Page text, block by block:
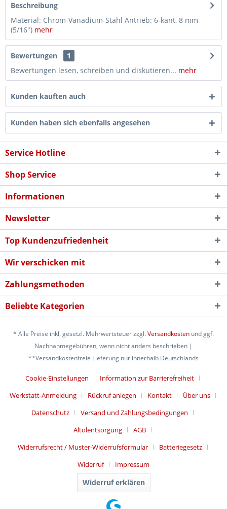
Beschreibung
Material: Chrom-Vanadium-Stahl Antrieb: 6-kant, 8 mm
(5/16″) mehr
Bewertungen
1
Bewertungen lesen, schreiben und diskutieren... mehr
Kunden kauften auch
Kunden haben sich ebenfalls angesehen
Service Hotline
Shop Service
Informationen
Newsletter
Top Kundenzufriedenheit
Wir verschicken mit
Zahlungsmethoden
Beliebte Kategorien
* Alle Preise inkl. gesetzl. Mehrwertsteuer zzgl.Versandkosten und ggf.
Nachnahmegebühren, wenn nicht anders beschrieben |
**Versandkostenfreie Lieferung nur innerhalb Deutschlands
Cookie-Einstellungen
Information zur Barrierefreiheit
Werkstatt-Anmeldung
Rückruf anlegen Kontakt
Über uns
Datenschutz
Versand und Zahlungsbedingungen
Altölentsorgung
AGB
Widerrufsrecht / Muster-Widerrufsformular
Batteriegesetz
Widerruf
Impressum
Widerruf erklären